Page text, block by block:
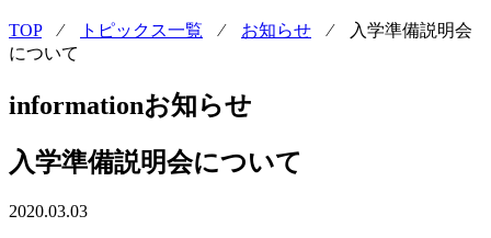
TOP⁄ トピックス一覧 ⁄ お知らせ ⁄
入学準備説明会
について
informationお知らせ
入学準備説明会について
2020.03.03